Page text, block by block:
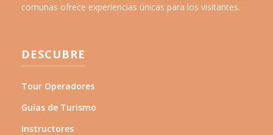
comunas ofrece experiencias únicas para los visitantes.
DESCUBRE
Tour Operadores
Guías de Turismo
Instructores